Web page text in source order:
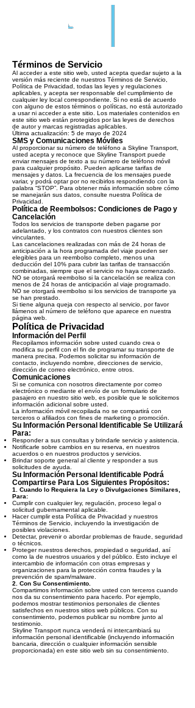
Términos de Servicio
Al acceder a este sitio web, usted acepta quedar sujeto a la
versión más reciente de nuestros Términos de Servicio,
Política de Privacidad, todas las leyes y regulaciones
aplicables, y acepta ser responsable del cumplimiento de
cualquier ley local correspondiente. Si no está de acuerdo
con alguno de estos términos o políticas, no está autorizado
a usar ni acceder a este sitio. Los materiales contenidos en
este sitio web están protegidos por las leyes de derechos
de autor y marcas registradas aplicables.
Última actualización: 5 de mayo de 2024
SMS y Comunicaciones Móviles
Al proporcionar su número de teléfono a Skyline Transport,
usted acepta y reconoce que Skyline Transport puede
enviar mensajes de texto a su número de teléfono móvil
para cualquier propósito. Pueden aplicarse tarifas de
mensajes y datos. La frecuencia de los mensajes puede
variar, y podrá optar por no recibirlos respondiendo con la
palabra “STOP”. Para obtener más información sobre cómo
se manejarán sus datos, consulte nuestra Política de
Privacidad.
Política de Reembolsos: Condiciones de Pago y
Cancelación
Todos los servicios de transporte deben pagarse por
adelantado, y los contratos con nuestros clientes son
vinculantes.
Las cancelaciones realizadas con más de 24 horas de
anticipación a la hora programada del viaje pueden ser
elegibles para un reembolso completo, menos una
deducción del 10% para cubrir las tarifas de transacción
combinadas, siempre que el servicio no haya comenzado.
NO se otorgará reembolso si la cancelación se realiza con
menos de 24 horas de anticipación al viaje programado.
NO se otorgará reembolso si los servicios de transporte ya
se han prestado.
Si tiene alguna queja con respecto al servicio, por favor
llámenos al número de teléfono que aparece en nuestra
página web.
Política de Privacidad
Información del Perfil
Recopilamos información sobre usted cuando crea o
modifica su perfil con el fin de programar su transporte de
manera precisa. Podemos solicitar su información de
contacto, incluyendo nombre, direcciones de servicio,
dirección de correo electrónico, entre otros.
Comunicaciones
Si se comunica con nosotros directamente por correo
electrónico o mediante el envío de un formulario de
pasajero en nuestro sitio web, es posible que le solicitemos
información adicional sobre usted.
La información móvil recopilada no se compartirá con
terceros o afiliados con fines de marketing o promoción.
Su Información Personal Identificable Se Utilizará
Para:
Responder a sus consultas y brindarle servicio y asistencia.
Notificarle sobre cambios en su reserva, en nuestros
acuerdos o en nuestros productos y servicios.
Brindar soporte general al cliente y responder a sus
solicitudes de ayuda.
Su Información Personal Identificable Podrá
Compartirse Para Los Siguientes Propósitos:
1. Cuando lo Requiera la Ley o Divulgaciones Similares,
Para:
Cumplir con cualquier ley, regulación, proceso legal o
solicitud gubernamental aplicable.
Hacer cumplir esta Política de Privacidad y nuestros
Términos de Servicio, incluyendo la investigación de
posibles violaciones.
Detectar, prevenir o abordar problemas de fraude, seguridad
o técnicos.
Proteger nuestros derechos, propiedad o seguridad, así
como la de nuestros usuarios y del público. Esto incluye el
intercambio de información con otras empresas y
organizaciones para la protección contra fraudes y la
prevención de spam/malware.
2. Con Su Consentimiento.
Compartimos información sobre usted con terceros cuando
nos da su consentimiento para hacerlo. Por ejemplo,
podemos mostrar testimonios personales de clientes
satisfechos en nuestros sitios web públicos. Con su
consentimiento, podemos publicar su nombre junto al
testimonio.
Skyline Transport nunca venderá ni intercambiará su
información personal identificable (incluyendo información
bancaria, dirección o cualquier información sensible
proporcionada) en este sitio web sin su consentimiento.